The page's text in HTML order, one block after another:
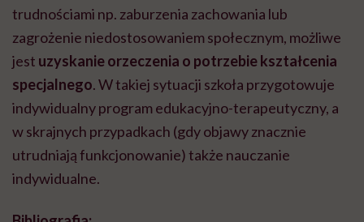
trudnościami np. zaburzenia zachowania lub
zagrożenie niedostosowaniem społecznym, możliwe
jest uzyskanie orzeczenia o potrzebie kształcenia
specjalnego. W takiej sytuacji szkoła przygotowuje
indywidualny program edukacyjno-terapeutyczny, a
w skrajnych przypadkach (gdy objawy znacznie
utrudniają funkcjonowanie) także nauczanie
indywidualne.